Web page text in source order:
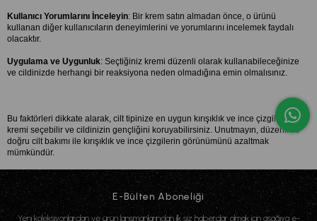
Kullanıcı Yorumlarını İnceleyin: Bir krem satın almadan önce, o ürünü
kullanan diğer kullanıcıların deneyimlerini ve yorumlarını incelemek faydalı
olacaktır.
Uygulama ve Uygunluk: Seçtiğiniz kremi düzenli olarak kullanabileceğinize
ve cildinizde herhangi bir reaksiyona neden olmadığına emin olmalısınız.
Bu faktörleri dikkate alarak, cilt tipinize en uygun kırışıklık ve ince çizgiler için
kremi seçebilir ve cildinizin gençliğini koruyabilirsiniz. Unutmayın, düzenli ve
doğru cilt bakımı ile kırışıklık ve ince çizgilerin görünümünü azaltmak
mümkündür.
E-Bülten Aboneliği
Yeni koleksiyonlardan ve ürün lansmanlarından ilk siz haberdar olmak için aşağıya e-